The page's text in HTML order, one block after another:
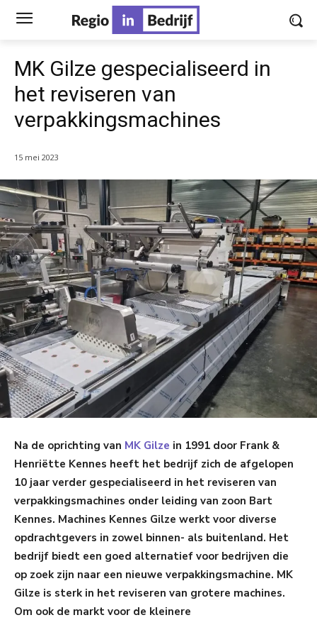
MK Gilze gespecialiseerd in
het reviseren van
verpakkingsmachines
15 mei 2023
Na de oprichting van MK Gilze in 1991 door Frank &
Henriëtte Kennes heeft het bedrijf zich de afgelopen
10 jaar verder gespecialiseerd in het reviseren van
verpakkingsmachines onder leiding van zoon Bart
Kennes. Machines Kennes Gilze werkt voor diverse
opdrachtgevers in zowel binnen- als buitenland. Het
bedrijf biedt een goed alternatief voor bedrijven die
op zoek zijn naar een nieuwe verpakkingsmachine. MK
Gilze is sterk in het reviseren van grotere machines.
Om ook de markt voor de kleinere